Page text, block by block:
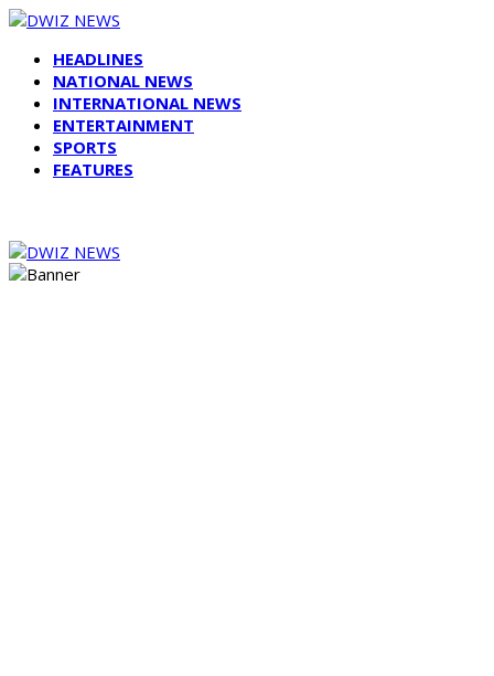
HEADLINES
NATIONAL NEWS
INTERNATIONAL NEWS
ENTERTAINMENT
SPORTS
FEATURES